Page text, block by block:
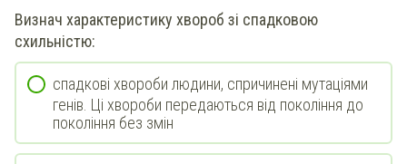
Визнач характеристику хвороб зі спадковою
схильністю:
спадкові хвороби людини, спричинені мутаціями
генів. Ці хвороби передаються від покоління до
покоління без змін